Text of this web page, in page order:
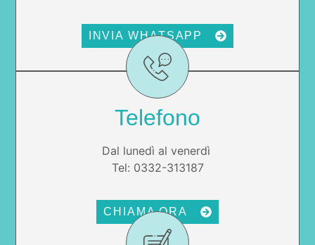
INVIA WHATSAPP
Telefono
Dal lunedì al venerdì
Tel: 0332-313187
CHIAMA ORA